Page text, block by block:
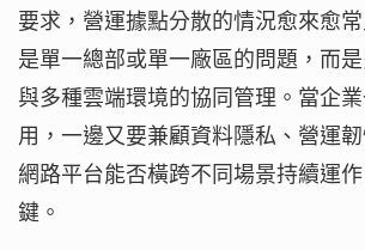
要求，營運據點分散的情況愈來愈
是單一總部或單一廠區的問題，而
與多種雲端環境的協同管理。當企
用，一邊又要兼顧資料隱私、營運
網路平台能否橫跨不同場景持續運
鍵。